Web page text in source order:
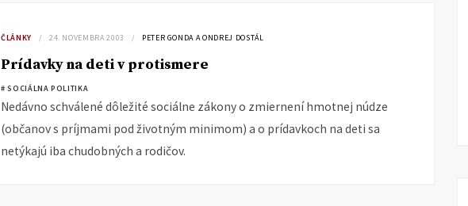
ČLÁNKY 24. NOVEMBRA 2003 PETER GONDA A ONDREJ DOSTÁL
Prídavky na deti v protismere
# SOCIÁLNA POLITIKA
Nedávno schválené dôležité sociálne zákony o zmiernení hmotnej núdze
(občanov s príjmami pod životným minimom) a o prídavkoch na deti sa
netýkajú iba chudobných a rodičov.